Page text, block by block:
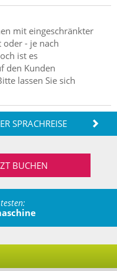
mit eingeschränkter
- je nach
ist es
den Kunden
lassen Sie sich
SPRACHREISE
BUCHEN